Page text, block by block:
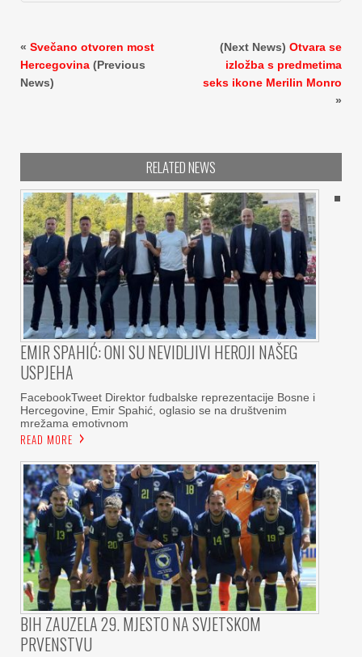
« Svečano otvoren most
Hercegovina (Previous
News)
(Next News) Otvara se
izložba s predmetima
seks ikone Merilin Monro
»
RELATED NEWS
EMIR SPAHIĆ: ONI SU NEVIDLJIVI HEROJI NAŠEG
USPJEHA
FacebookTweet Direktor fudbalske reprezentacije Bosne i
Hercegovine, Emir Spahić, oglasio se na društvenim
mrežama emotivnom
READ MORE
BIH ZAUZELA 29. MJESTO NA SVJETSKOM
PRVENSTVU